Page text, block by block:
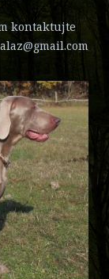
kontaktujte